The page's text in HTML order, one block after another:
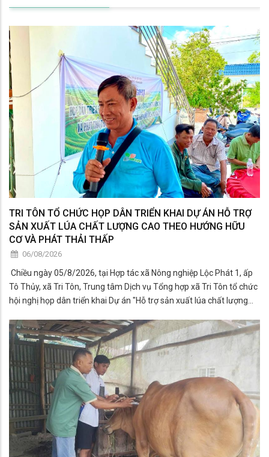
TRI TÔN TỔ CHỨC HỌP DÂN TRIỂN KHAI DỰ ÁN HỖ TRỢ
SẢN XUẤT LÚA CHẤT LƯỢNG CAO THEO HƯỚNG HỮU
CƠ VÀ PHÁT THẢI THẤP
06/08/2026
​ Chiều ngày 05/8/2026, tại Hợp tác xã Nông nghiệp Lộc Phát 1, ấp
Tô Thủy, xã Tri Tôn, Trung tâm Dịch vụ Tổng hợp xã Tri Tôn tổ chức
hội nghị họp dân triển khai Dự án "Hỗ trợ sản xuất lúa chất lượng
bền vữ